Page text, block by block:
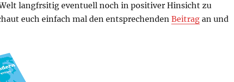
langfrsitig eventuell noch in positiver Hinsicht zu
euch einfach mal den entsprechenden Beitragan und